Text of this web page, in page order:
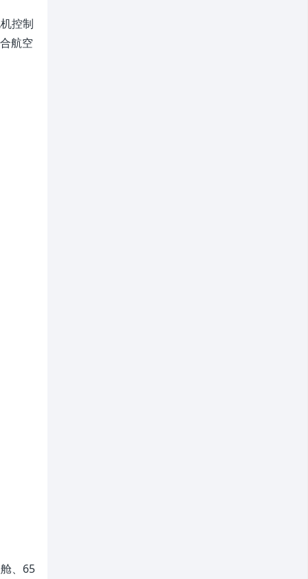
控制
航空
、65